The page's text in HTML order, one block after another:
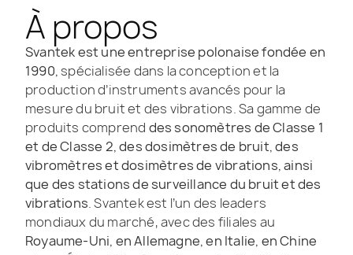
À propos
Svantek est une entreprise polonaise fondée en
1990, spécialisée dans la conception et la
production d’instruments avancés pour la
mesure du bruit et des vibrations. Sa gamme de
produits comprend des sonomètres de Classe 1
et de Classe 2, des dosimètres de bruit, des
vibromètres et dosimètres de vibrations, ainsi
que des stations de surveillance du bruit et des
vibrations. Svantek est l’un des leaders
mondiaux du marché, avec des filiales au
Royaume-Uni, en Allemagne, en Italie, en Chine